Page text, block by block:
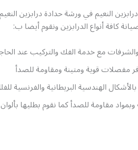
النعيم في ورشة حدادة درابزين
كافة أنواع الدرابزين ونقوم أيضا ب:
والشرفات مع خدمة الفك والتركيب عند
مفصلات قوية ومتينة ومقاومة للصدأ
بالأشكال الهندسية البريطانية والفرنسية
مقاومة للصدأ كما نقوم بطليها